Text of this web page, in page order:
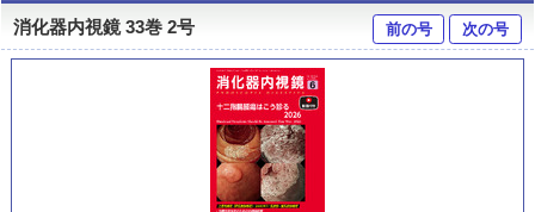
消化器内視鏡 33巻 2号 前の号 次の号